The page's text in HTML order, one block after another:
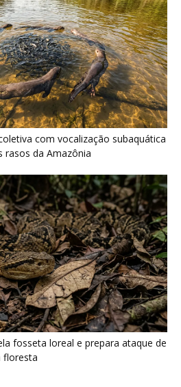
fosseta loreal e prepara ataque de
floresta
críticos ganham Investor Day na
2026
de 2026
de tartaruga-da-amazônia vocalizam
ovo e sincronizam a saída...
de 2026